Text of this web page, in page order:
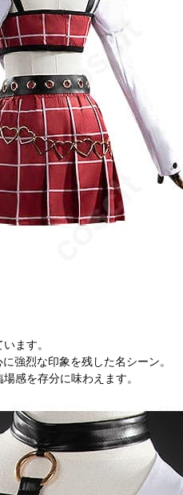
ます。
強烈な印象を残した名シーン。
感を存分に味わえます。